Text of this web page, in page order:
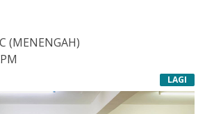
(MENENGAH)
LAGI